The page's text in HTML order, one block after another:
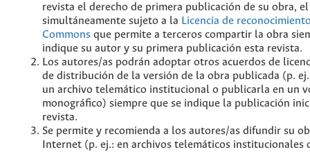
revista el derecho de primera publicación de su obra,
simultáneamente sujeto a la Licencia de
Commons que permite a terceros compartir la obra
indique su autor y su primera publicación esta revista.
Los autores/as podrán adoptar otros acuerdos de
de distribución de la versión de la obra publicada (p.
un archivo telemático institucional o publicarla en un
monográfico) siempre que se indique la publicación
revista.
Se permite y recomienda a los autores/as difundir su
Internet (p. ej.: en archivos telemáticos institucionales